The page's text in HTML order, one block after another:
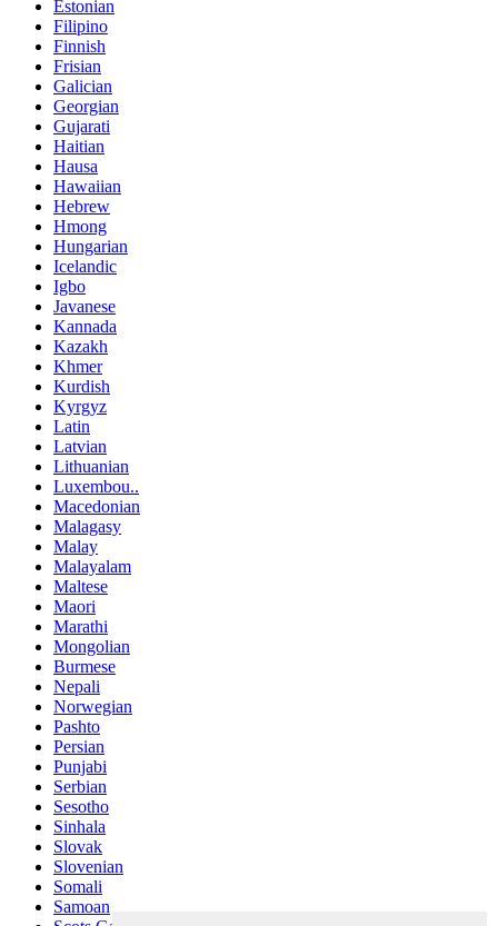
Estonian
Filipino
Finnish
Frisian
Galician
Georgian
Gujarati
Haitian
Hausa
Hawaiian
Hebrew
Hmong
Hungarian
Icelandic
Igbo
Javanese
Kannada
Kazakh
Khmer
Kurdish
Kyrgyz
Latin
Latvian
Lithuanian
Luxembou..
Macedonian
Malagasy
Malay
Malayalam
Maltese
Maori
Marathi
Mongolian
Burmese
Nepali
Norwegian
Pashto
Persian
Punjabi
Serbian
Sesotho
Sinhala
Slovak
Slovenian
Somali
Samoan